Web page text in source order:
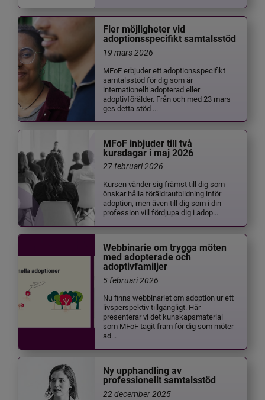
Fler möjligheter vid
adoptionsspecifikt samtalsstöd
19 mars 2026
MFoF erbjuder ett adoptionsspecifikt
samtalsstöd för dig som är
internationellt adopterad eller
adoptivförälder. Från och med 23 mars
ges detta stöd ...
MFoF inbjuder till två
kursdagar i maj 2026
27 februari 2026
Kursen vänder sig främst till dig som
önskar hålla föräldrautbildning inför
adoption, men även till dig som i din
profession vill fördjupa dig i adop...
Webbinarie om trygga möten
med adopterade och
adoptivfamiljer
5 februari 2026
Nu finns webbinariet om adoption ur ett
livsperspektiv tillgängligt. Här
presenterar vi det kunskapsmaterial
som MFoF tagit fram för dig som möter
ad...
Ny upphandling av
professionellt samtalsstöd
22 december 2025